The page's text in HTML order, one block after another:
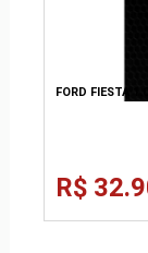
FORD FIESTA
R$